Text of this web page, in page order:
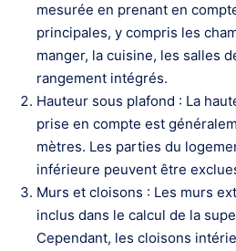
mesurée en prenant en
principales, y compris les
manger, la cuisine, les salles
rangement intégrés.
Hauteur sous plafond : La
prise en compte est
mètres. Les parties du
inférieure peuvent être
Murs et cloisons : Les murs
inclus dans le calcul de la
Cependant, les cloisons